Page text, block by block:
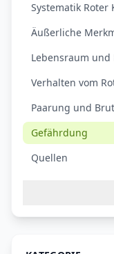
Systematik Roter
Äußerliche
Lebensraum
Verhalten vom
Paarung und Brut
Gefährdung
Quellen